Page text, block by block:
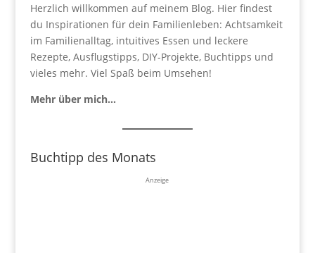
Herzlich willkommen auf meinem Blog. Hier findest
du Inspirationen für dein Familienleben: Achtsamkeit
im Familienalltag, intuitives Essen und leckere
Rezepte, Ausflugstipps, DIY-Projekte, Buchtipps und
vieles mehr. Viel Spaß beim Umsehen!
Mehr über mich…
Buchtipp des Monats
Anzeige